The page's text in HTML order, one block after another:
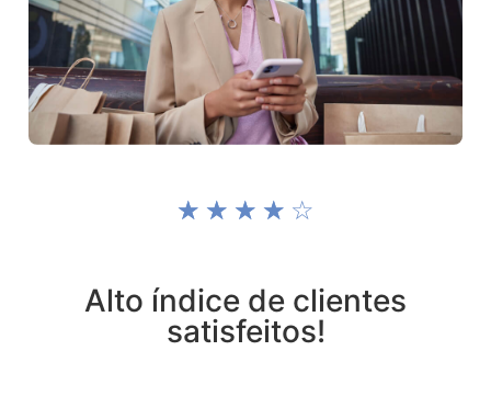
☆ ☆ ☆ ☆ ☆
Alto índice de clientes
satisfeitos!